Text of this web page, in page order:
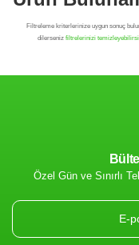
Özel Gün ve Sınırlı